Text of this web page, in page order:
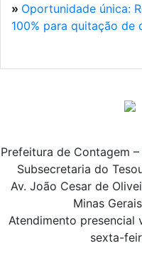
» Oportunidade única:
100% para quitação de
Prefeitura de Contagem
Subsecretaria do
Av. João Cesar de
Minas
Atendimento presencial
sexta-